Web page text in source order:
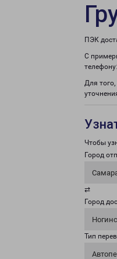
ПЭК
С
телефону:
Для
Чтобы
Город
⇄
Город
Тип